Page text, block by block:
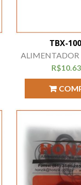
TBX-
ALIMENTADOR
R$